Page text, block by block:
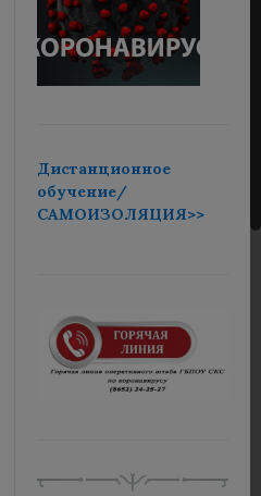
Дистанционное
обучение/
САМОИЗОЛЯЦИЯ>>